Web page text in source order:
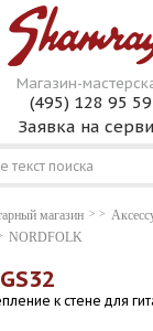
Магазин-
(495) 128 95 59
Заявка на
магазин
NORDFOLK
к стене для